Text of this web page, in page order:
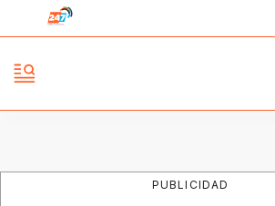
PUBLICIDAD